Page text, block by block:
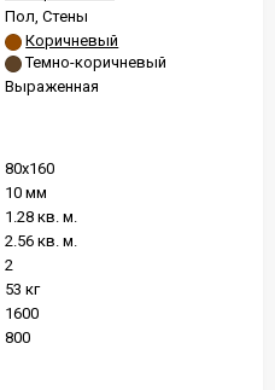
Пол, Стены
Коричневый
Темно-коричневый
Выраженная
80x160
10 мм
1.28 кв. м.
2.56 кв. м.
2
53 кг
1600
800